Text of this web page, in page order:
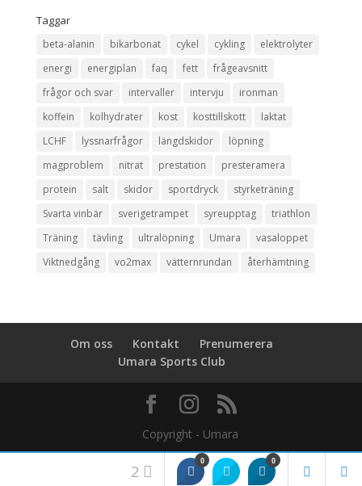
Taggar
beta-alanin bikarbonat cykel cykling
elektrolyter
energi
energiplan faq fett
frågeavsnitt
frågor och svar
intervaller intervju
ironman
koffein
kolhydrater kost kosttillskott
laktat
LCHF
lyssnarfrågor längdskidor
löpning
magproblem
nitrat prestation
presteramera
protein
salt skidor sportdryck
styrketräning
Svarta vinbär
sverigetrampet syreupptag
triathlon
Träning
tävling ultralöpning Umara
vasaloppet
Viktnedgång
vo2max vätternrundan återhämtning
Om oss Kontakt
Prenumerera
Umara Sports Club
0 0
2